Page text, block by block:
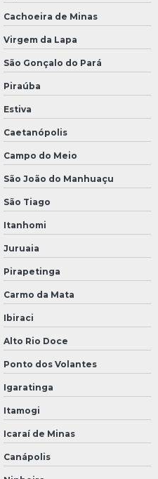
Cachoeira de Minas
Virgem da Lapa
São Gonçalo do Pará
Piraúba
Estiva
Caetanópolis
Campo do Meio
São João do Manhuaçu
São Tiago
Itanhomi
Juruaia
Pirapetinga
Carmo da Mata
Ibiraci
Alto Rio Doce
Ponto dos Volantes
Igaratinga
Itamogi
Icaraí de Minas
Canápolis